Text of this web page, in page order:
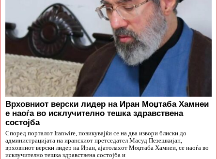
Врховниот верски лидер на Иран Моџтаба Хамнеи
е наоѓа во исклучително тешка здравствена
состојба
Според порталот Iranwire, повикувајќи се на два извори блиски до
администрацијата на иранскиот претседател Масуд Пезешкијан,
врховниот верски лидер на Иран, ајатолахот Моџтаба Хамнеи, се наоѓа во
исклучително тешка здравствена состојба и